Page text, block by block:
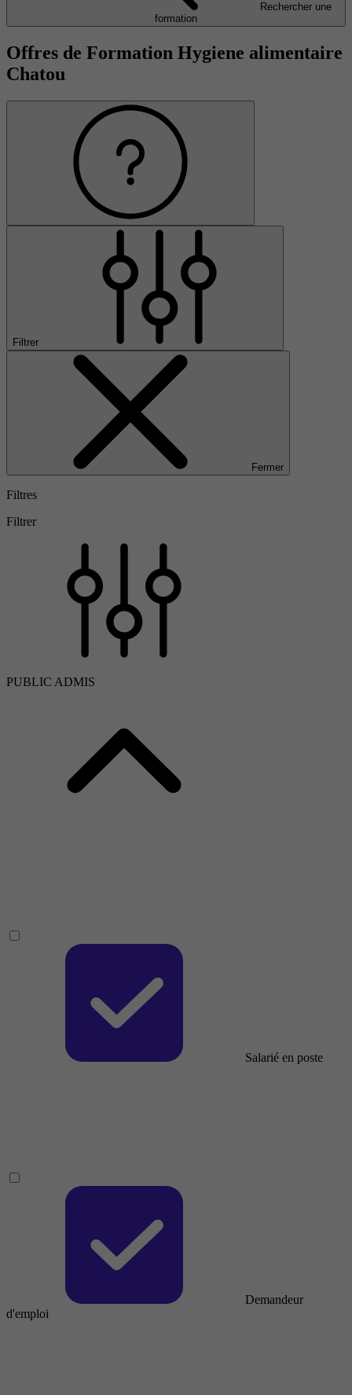
Rechercher une
formation
Offres de Formation Hygiene alimentaire
Chatou
Filtrer
Fermer
Filtres
Filtrer
PUBLIC ADMIS
Salarié en poste
Demandeur
d'emploi